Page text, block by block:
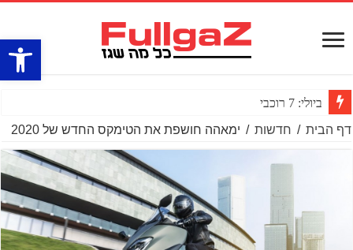
פתח
ביולי: 7 רוכבים נהרגו על דו־גלגלי
דף הבית / חדשות / ימאהה חושפת את הטימקס החדש של 2020